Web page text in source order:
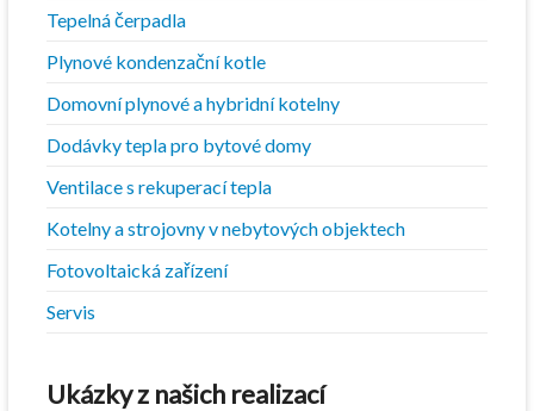
Tepelná čerpadla
Plynové kondenzační kotle
Domovní plynové a hybridní kotelny
Dodávky tepla pro bytové domy
Ventilace s rekuperací tepla
Kotelny a strojovny v nebytových objektech
Fotovoltaická zařízení
Servis
Ukázky z našich realizací